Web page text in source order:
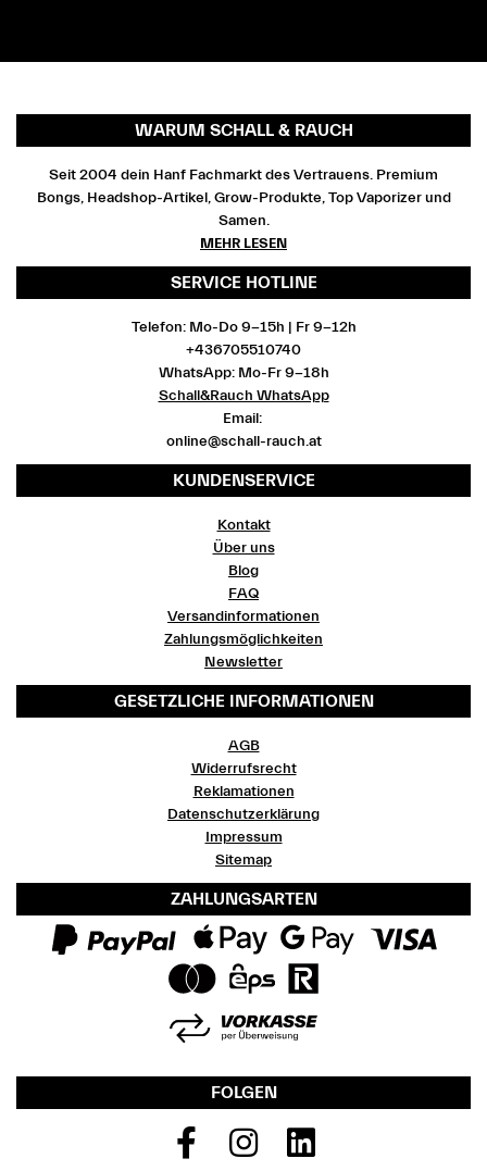
WARUM SCHALL & RAUCH
Seit 2004 dein Hanf Fachmarkt des Vertrauens. Premium
Bongs, Headshop-Artikel, Grow-Produkte, Top Vaporizer und
Samen.
MEHR LESEN
SERVICE HOTLINE
Telefon: Mo-Do 9-15h | Fr 9-12h
+436705510740
WhatsApp: Mo-Fr 9-18h
Schall&Rauch WhatsApp
Email:
online@schall-rauch.at
KUNDENSERVICE
Kontakt
Über uns
Blog
FAQ
Versandinformationen
Zahlungsmöglichkeiten
Newsletter
GESETZLICHE INFORMATIONEN
AGB
Widerrufsrecht
Reklamationen
Datenschutzerklärung
Impressum
Sitemap
ZAHLUNGSARTEN
FOLGEN